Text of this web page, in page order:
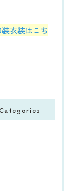
衣装はこち
Categories